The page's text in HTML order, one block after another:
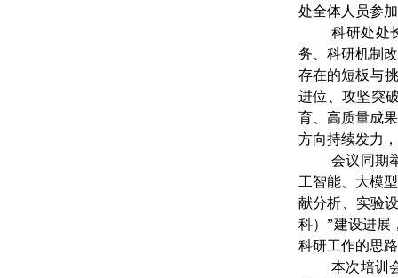
处全体人员参
科研处处
务、科研机制
存在的短板与
进位、攻坚突
育、高质量成
方向持续发力
会议同期
工智能、大模
献分析、实验
科）”建设进展
科研工作的思
本次培训